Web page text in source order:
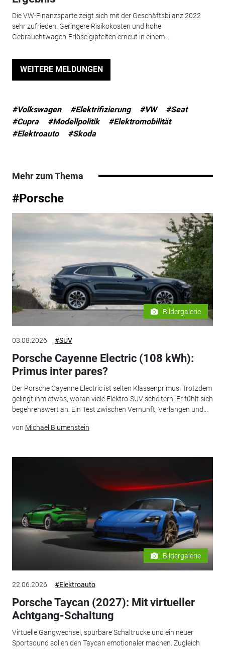
Die VW-Finanzsparte zeigt sich mit der Geschäftsbilanz 2022
sehr zufrieden. Geringere Risikokosten und hohe
Gebrauchtwagen-Erlöse gipfelten erneut in einem...
WEITERE MELDUNGEN
#Volkswagen #Elektrifizierung #VW
#Seat
#Cupra
#Modellpolitik
#Elektromobilität
#Elektroauto
#Skoda
Mehr zum Thema
#Porsche
Bildergalerie
03.08.2026 #SUV
Porsche Cayenne Electric (108 kWh):
Primus inter pares?
Der Porsche Cayenne Electric ist selten Klassenprimus. Trotzdem
gelingt ihm etwas, woran viele Elektro-SUV scheitern: Er fühlt sich
begehrenswert an. Ein Test zwischen Vernunft, Verlangen und...
von Michael Blumenstein
Bildergalerie
22.06.2026 #Elektroauto
Porsche Taycan (2027): Mit virtueller
Achtgang-Schaltung
Virtuelle Gangwechsel, spürbare Schaltrucke und ein neuer
Sportsound sollen den Taycan emotionaler machen. Zugleich